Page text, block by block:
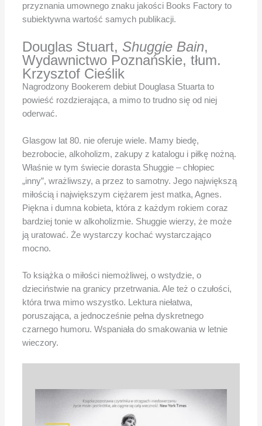
przyznania umownego znaku jakości Books Factory to
subiektywna wartość samych publikacji.
Douglas Stuart, Shuggie Bain,
Wydawnictwo Poznańskie, tłum.
Krzysztof Cieślik
Nagrodzony Bookerem debiut Douglasa Stuarta to
powieść rozdzierająca, a mimo to trudno się od niej
oderwać.
Glasgow lat 80. nie oferuje wiele. Mamy biedę,
bezrobocie, alkoholizm, zakupy z katalogu i piłkę nożną.
Właśnie w tym świecie dorasta Shuggie – chłopiec
„inny”, wrażliwszy, a przez to samotny. Jego największą
miłością i największym ciężarem jest matka, Agnes.
Piękna i dumna kobieta, która z każdym rokiem coraz
bardziej tonie w alkoholizmie. Shuggie wierzy, że może
ją uratować. Że wystarczy kochać wystarczająco
mocno.
To książka o miłości niemożliwej, o wstydzie, o
dzieciństwie na granicy przetrwania. Ale też o czułości,
która trwa mimo wszystko. Lektura niełatwa,
poruszająca, a jednocześnie pełna dyskretnego
czarnego humoru. Wspaniała do smakowania w letnie
wieczory.